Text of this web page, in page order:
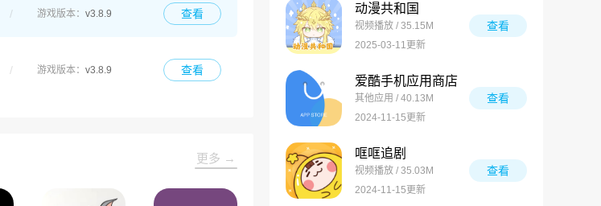
游戏版本： v3.8.9 查看
游戏版本： v3.8.9 查看
更多 →
动漫共和国
视频播放 / 35.15M
2025-03-11更新
查看
爱酷手机应用商店
其他应用 / 40.13M
2024-11-15更新
查看
哐哐追剧
视频播放 / 35.03M
2024-11-15更新
查看